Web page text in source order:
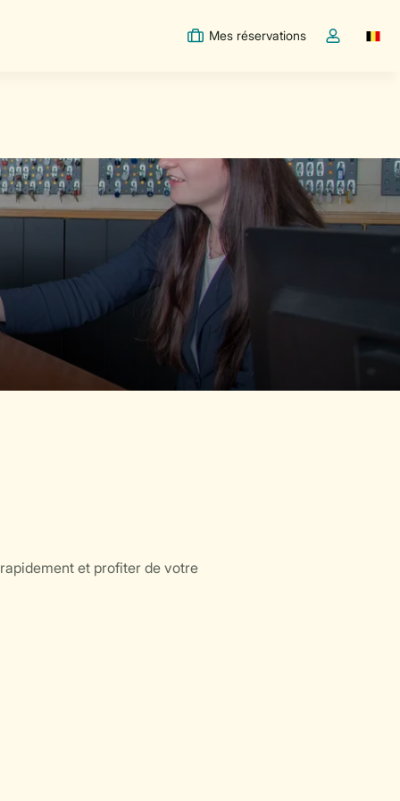
Mes réservations
Toggle the
et profiter de votre